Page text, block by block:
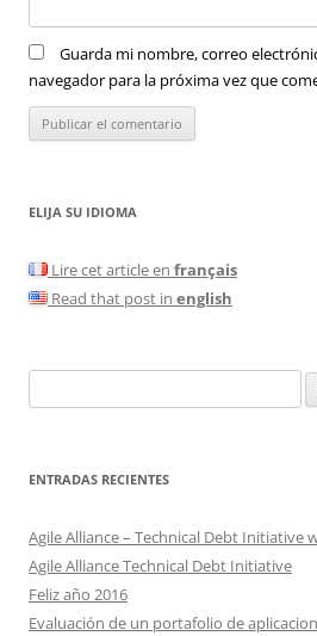
Guarda mi nombre, correo
navegador para la próxima vez que
ELIJA SU IDIOMA
Lire cet article en français
Read that post in english
ENTRADAS RECIENTES
Agile Alliance – Technical Debt Initiative
Agile Alliance Technical Debt Initiative
Feliz año 2016
Evaluación de un portafolio de